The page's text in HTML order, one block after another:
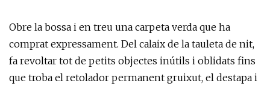
Obre la bossa i en treu una carpeta verda que ha
comprat expressament. Del calaix de la tauleta de nit,
fa revoltar tot de petits objectes inútils i oblidats fins
que troba el retolador permanent gruixut, el destapa i